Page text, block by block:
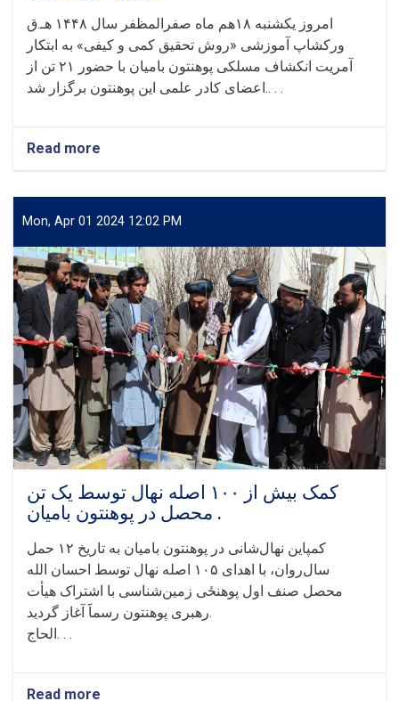
امروز یکشنبه ۱۸هم ماه صفرالمظفر سال ۱۴۴۸ هـ.ق
ورکشاپ آموزشی «روش تحقیق کمی و کیفی» به ابتکار
آمریت انکشاف مسلکی پوهنتون بامیان با حضور ۲۱ تن از
اعضای کادر علمی این پوهنتون برگزار شد.. . .
Read more
روش
تحقیق
و
کیفی
در
پوهنتون
بامیان!
Mon, Apr 01 2024 12:02 PM
کمک بیش از ۱۰۰ اصله نهال توسط یک تن
محصل در پوهنتون بامیان.
کمپاین نهال‌شانی در پوهنتون بامیان به تاریخ ۱۲ حمل
سال‌روان، با اهدای ۱۰۵ اصله نهال توسط احسان الله
محصل صنف اول پوهنځی زمین‌شناسی با اشتراک هیأت
رهبری پوهنتون رسماََ آغاز گردید.
الحاج. . .
Read more